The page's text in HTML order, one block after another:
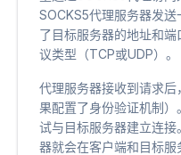
SOCKS5代理服务器发
了目标服务器的地址和
议类型（TCP或UDP）。
代理服务器接收到请求
果配置了身份验证机制
试与目标服务器建立连
器就会在客户端和目标